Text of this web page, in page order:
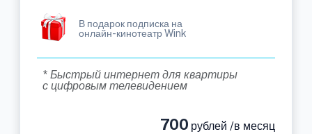
В подарок подписка на
онлайн-кинотеатр Wink
* Быстрый интернет для квартиры
с цифровым телевидением
700 рублей /в месяц